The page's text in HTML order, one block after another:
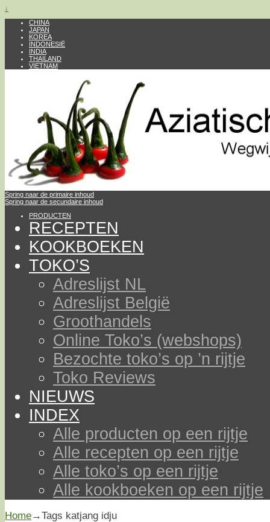
↓
CHINA
JAPAN
KOREA
INDONESIË
INDIA
THAILAND
VIETNAM
Spring naar de primaire inhoud
Spring naar de secundaire inhoud
PRODUCTEN
RECEPTEN
KOOKBOEKEN
TOKO’S
Adreslijst NL
Adreslijst België
Groothandels
Online Toko’s (webshops)
Bezochte toko’s op ’n rijtje
Toko Reviews
NIEUWS
INDEX
Alle producten op een rijtje
Alle recepten op een rijtje
Alle toko’s op een rijtje
Alle kookboeken op een rijtje
Home→Tags katjang idju